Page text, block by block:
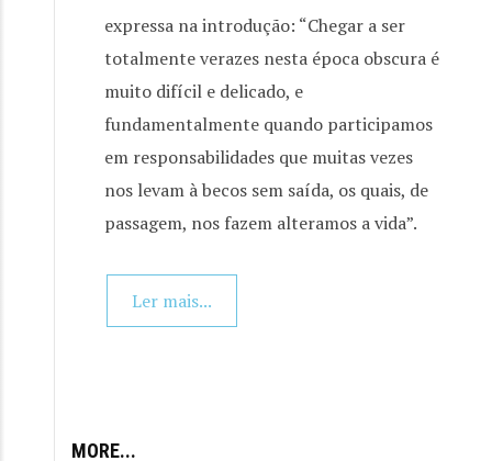
expressa na introdução: “Chegar a ser
totalmente verazes nesta época obscura é
muito difícil e delicado, e
fundamentalmente quando participamos
em responsabilidades que muitas vezes
nos levam à becos sem saída, os quais, de
passagem, nos fazem alteramos a vida”.
Ler mais...
MORE...